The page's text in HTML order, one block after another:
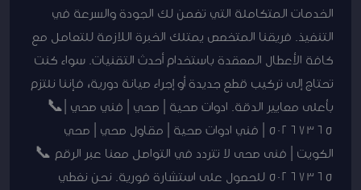
الخدمات المتكاملة التي تضمن لك الجودة والسرعة في
التنفيذ. فريقنا المتخصص يمتلك الخبرة اللازمة للتعامل مع
كافة الأعطال المعقدة باستخدام أحدث التقنيات. سواء كنت
تحتاج إلى تركيب قطع جديدة أو إجراء صيانة دورية، فإننا نلتزم
بأعلى معايير الدقة. ادوات صحية | صحي | فني صحي |📞
50267365 | فني ادوات صحية | مقاول صحي | صحي
الكويت | فنى صحى لا تتردد في التواصل معنا عبر الرقم 📞
50267365 للحصول على استشارة فورية. نحن نغطي